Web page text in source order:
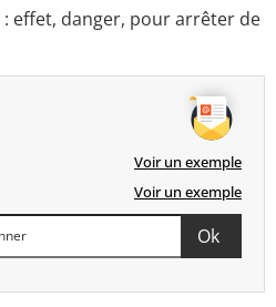
effet, danger, pour arrêter de
Voir un exemple
Voir un exemple